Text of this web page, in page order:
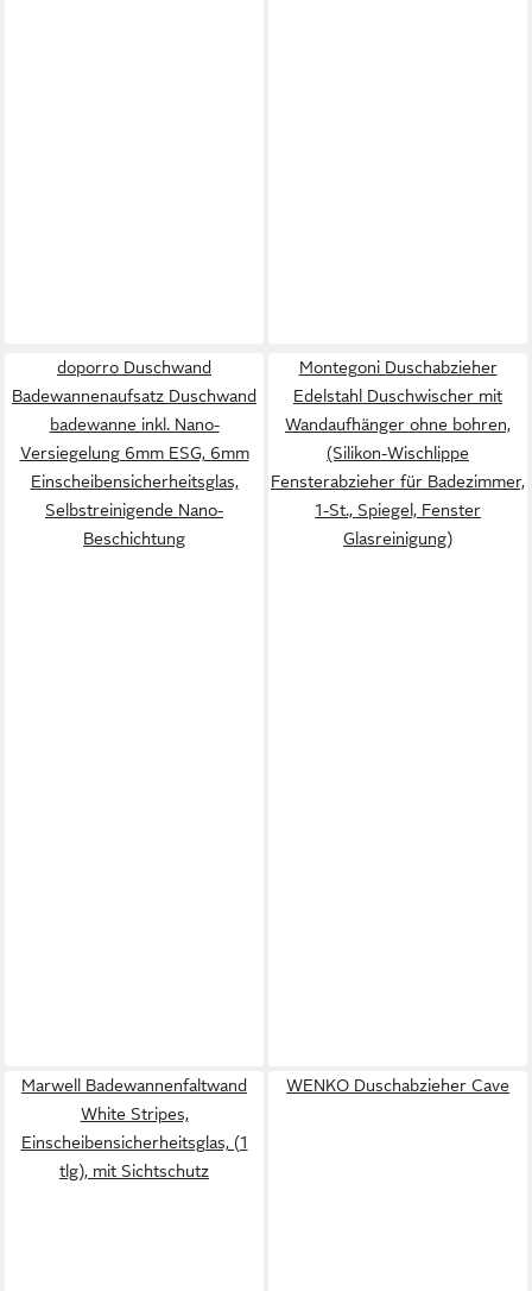
doporro Duschwand
Badewannenaufsatz Duschwand
badewanne inkl. Nano-
Versiegelung 6mm ESG, 6mm
Einscheibensicherheitsglas,
Selbstreinigende Nano-
Beschichtung
Montegoni Duschabzieher
Edelstahl Duschwischer mit
Wandaufhänger ohne bohren,
(Silikon-Wischlippe
Fensterabzieher für Badezimmer,
1-St., Spiegel, Fenster
Glasreinigung)
Marwell Badewannenfaltwand
White Stripes,
Einscheibensicherheitsglas, (1
tlg), mit Sichtschutz
WENKO Duschabzieher Cave